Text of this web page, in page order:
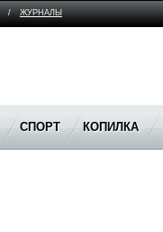
/ ЖУРНАЛЫ
СПОРТ КОПИЛКА